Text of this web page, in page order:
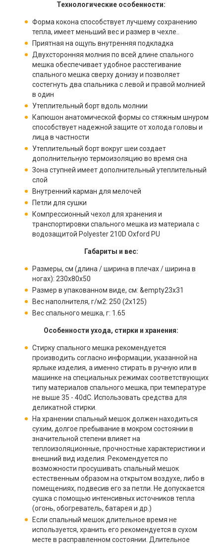
Технологические особенности:
Форма кокона способствует лучшему сохранению
тепла, имеет меньший вес и размер в чехле..
Приятная на ощупь внутренняя подкладка
Двухсторонняя молния по всей длине спального
мешка обеспечивает удобное расстегивание
спального мешка сверху донизу и позволяет
состегнуть два спальника с левой и правой молнией
в один
Утеплительный борт вдоль молнии
Капюшон анатомической формы со стяжным шнуром
способствует надежной защите от холода головы и
лица в частности
Утеплительный борт вокруг шеи создает
дополнительную термоизоляцию во время сна
Зона ступней имеет дополнительный утеплительный
слой
Внутренний карман для мелочей
Петли для сушки
Компрессионный чехол для хранения и
транспортировки спального мешка из материала с
водозащитой Polyester 210D Oxford PU
Габариты и вес:
Размеры, см (длина / ширина в плечах / ширина в
ногах): 230x80х50
Размер в упакованном виде, см: &empty23x31
Вес наполнителя, г/м2: 250 (2х125)
Вес спального мешка, г: 1.65
Особенности ухода, стирки и хранения:
Стирку спального мешка рекомендуется
производить согласно информации, указанной на
ярлыке изделия, а именно стирать в ручную или в
машинке на специальных режимах соответствующих
типу материалов спального мешка, при температуре
не выше 35 - 40dC. Использовать средства для
деликатной стирки.
На хранении спальный мешок должен находиться
сухим, долгое пребывание в мокром состоянии в
значительной степени влияет на
теплоизоляционные, прочностные характеристики и
внешний вид изделия. Рекомендуется по
возможности просушивать спальный мешок
естественным образом на открытом воздухе, либо в
помещениях, подвесив его за петли. Не допускается
сушка с помощью интенсивных источников тепла
(огонь, обогреватель, батарея и др.)
Если спальный мешок длительное время не
используется, хранить его рекомендуется в сухом
месте в расправленном состоянии. Длительное